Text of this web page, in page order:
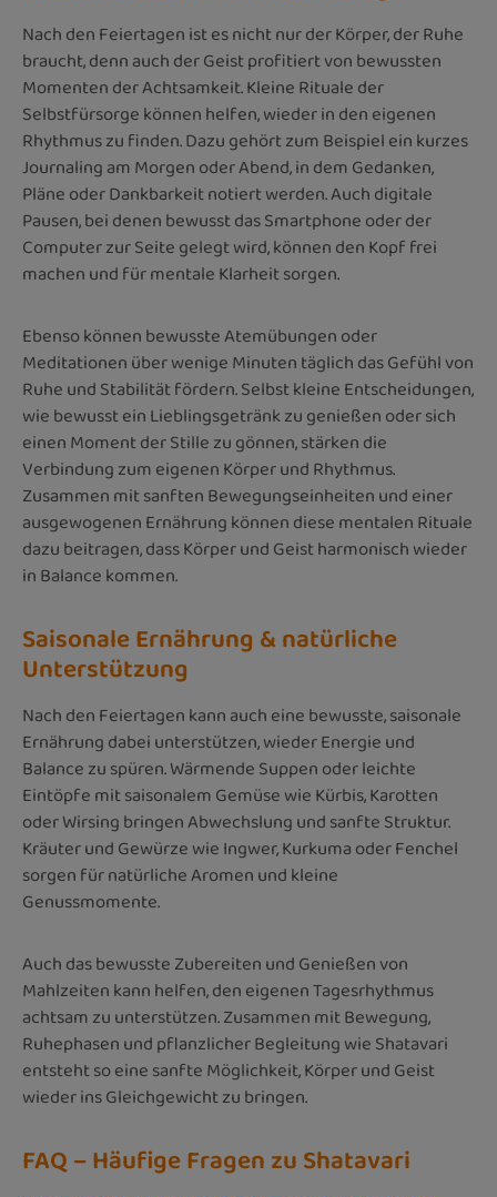
Nach den Feiertagen ist es nicht nur der Körper, der Ruhe
braucht, denn auch der Geist profitiert von bewussten
Momenten der Achtsamkeit. Kleine Rituale der
Selbstfürsorge können helfen, wieder in den eigenen
Rhythmus zu finden. Dazu gehört zum Beispiel ein kurzes
Journaling am Morgen oder Abend, in dem Gedanken,
Pläne oder Dankbarkeit notiert werden. Auch digitale
Pausen, bei denen bewusst das Smartphone oder der
Computer zur Seite gelegt wird, können den Kopf frei
machen und für mentale Klarheit sorgen.
Ebenso können bewusste Atemübungen oder
Meditationen über wenige Minuten täglich das Gefühl von
Ruhe und Stabilität fördern. Selbst kleine Entscheidungen,
wie bewusst ein Lieblingsgetränk zu genießen oder sich
einen Moment der Stille zu gönnen, stärken die
Verbindung zum eigenen Körper und Rhythmus.
Zusammen mit sanften Bewegungseinheiten und einer
ausgewogenen Ernährung können diese mentalen Rituale
dazu beitragen, dass Körper und Geist harmonisch wieder
in Balance kommen.
Saisonale Ernährung & natürliche
Unterstützung
Nach den Feiertagen kann auch eine bewusste, saisonale
Ernährung dabei unterstützen, wieder Energie und
Balance zu spüren. Wärmende Suppen oder leichte
Eintöpfe mit saisonalem Gemüse wie Kürbis, Karotten
oder Wirsing bringen Abwechslung und sanfte Struktur.
Kräuter und Gewürze wie Ingwer, Kurkuma oder Fenchel
sorgen für natürliche Aromen und kleine
Genussmomente.
Auch das bewusste Zubereiten und Genießen von
Mahlzeiten kann helfen, den eigenen Tagesrhythmus
achtsam zu unterstützen. Zusammen mit Bewegung,
Ruhephasen und pflanzlicher Begleitung wie Shatavari
entsteht so eine sanfte Möglichkeit, Körper und Geist
wieder ins Gleichgewicht zu bringen.
FAQ – Häufige Fragen zu Shatavari